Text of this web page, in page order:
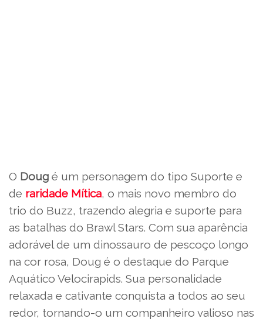
O Doug é um personagem do tipo Suporte e
de raridade Mítica, o mais novo membro do
trio do Buzz, trazendo alegria e suporte para
as batalhas do Brawl Stars. Com sua aparência
adorável de um dinossauro de pescoço longo
na cor rosa, Doug é o destaque do Parque
Aquático Velocirapids. Sua personalidade
relaxada e cativante conquista a todos ao seu
redor, tornando-o um companheiro valioso nas